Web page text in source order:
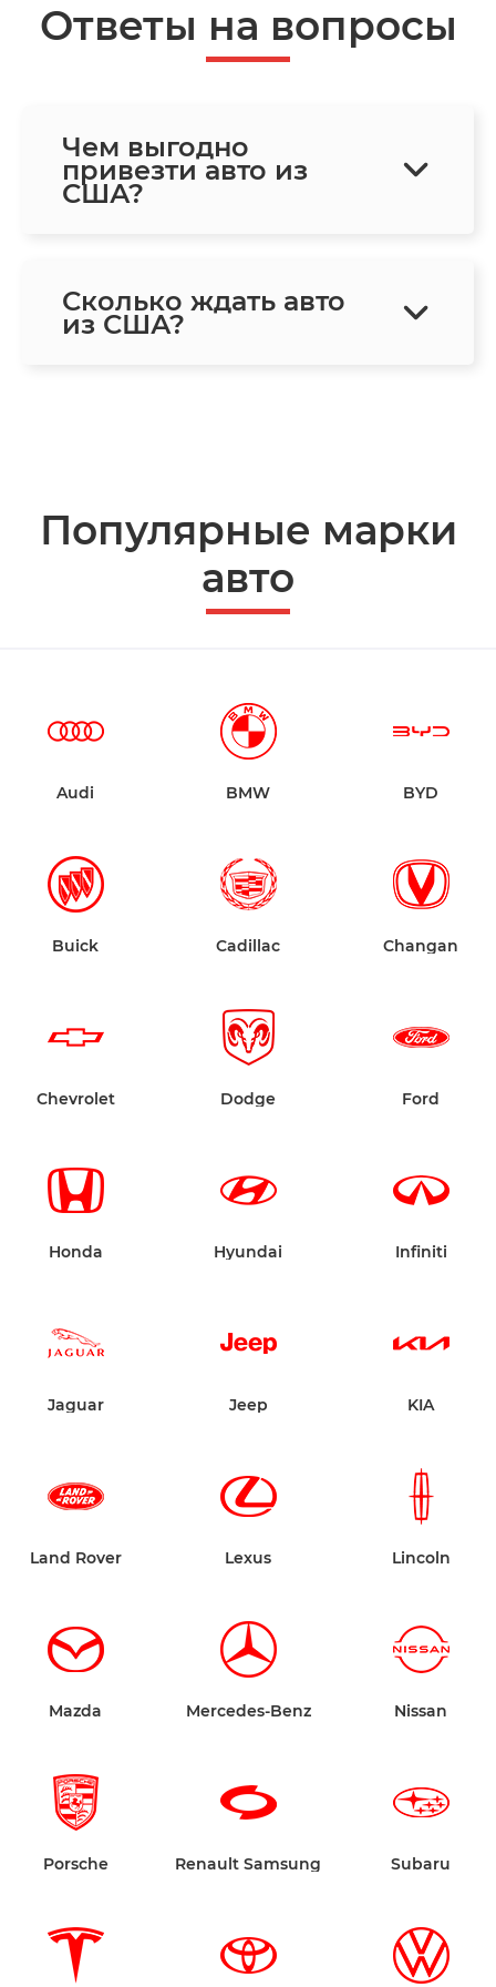
Ответы на вопросы
Чем выгодно
привезти авто из
США?
Сколько ждать авто
из США?
Популярные марки
авто
Audi BMW BYD
Buick Cadillac Changan
Chevrolet Dodge Ford
Honda Hyundai Infiniti
Jaguar Jeep KIA
Land Rover Lexus Lincoln
Mazda Mercedes-Benz Nissan
Porsche Renault Samsung Subaru